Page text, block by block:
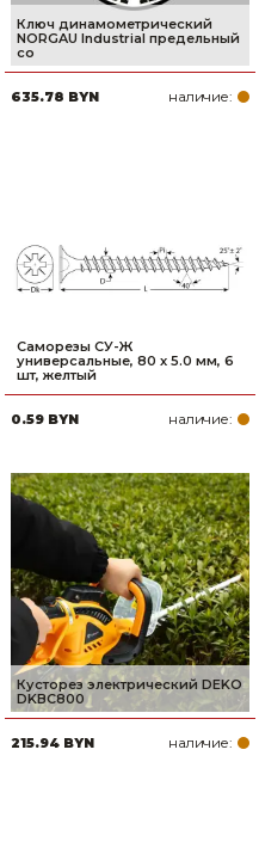
Ключ динамометрический
NORGAU Industrial предельный
со
635.78 BYN наличие:
Саморезы СУ-Ж
универсальные, 80 x 5.0 мм, 6
шт, желтый
0.59 BYN наличие:
Кусторез электрический DEKO
DKBC800
215.94 BYN наличие: